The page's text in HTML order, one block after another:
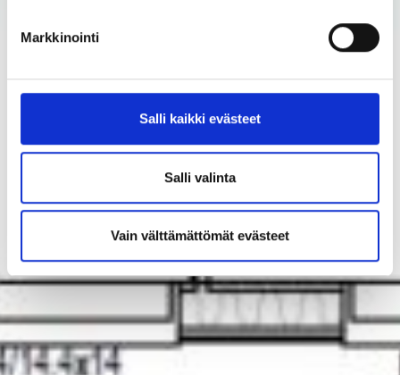
Markkinointi
Salli kaikki evästeet
Salli valinta
Vain välttämättömät evästeet